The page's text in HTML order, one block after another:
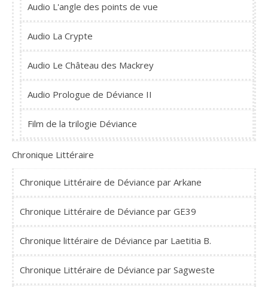
Audio L'angle des points de vue
Audio La Crypte
Audio Le Château des Mackrey
Audio Prologue de Déviance II
Film de la trilogie Déviance
Chronique Littéraire
Chronique Littéraire de Déviance par Arkane
Chronique Littéraire de Déviance par GE39
Chronique littéraire de Déviance par Laetitia B.
Chronique Littéraire de Déviance par Sagweste